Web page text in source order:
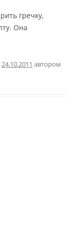
гречку,
Она
24.10.2011 автором